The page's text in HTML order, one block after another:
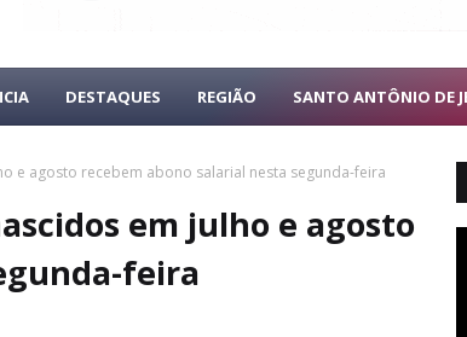
DESTAQUES REGIÃO SANTO ANTÔNIO DE
e agosto recebem abono salarial nesta segunda-feira
em julho e agosto
feira